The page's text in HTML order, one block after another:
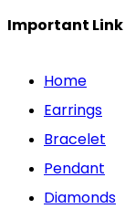
Important Link
Home
Earrings
Bracelet
Pendant
Diamonds